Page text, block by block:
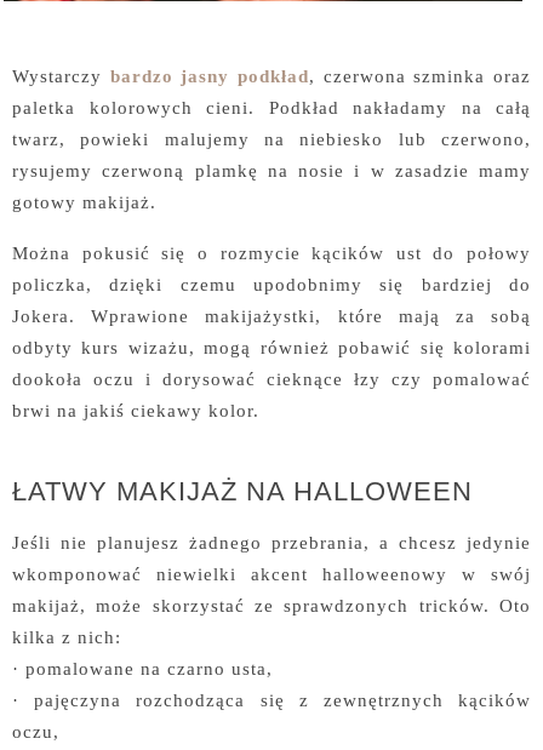
Wystarczy bardzo jasny podkład, czerwona szminka oraz
paletka kolorowych cieni. Podkład nakładamy na całą
twarz, powieki malujemy na niebiesko lub czerwono,
rysujemy czerwoną plamkę na nosie i w zasadzie mamy
gotowy makijaż.
Można pokusić się o rozmycie kącików ust do połowy
policzka, dzięki czemu upodobnimy się bardziej do
Jokera. Wprawione makijażystki, które mają za sobą
odbyty kurs wizażu, mogą również pobawić się kolorami
dookoła oczu i dorysować cieknące łzy czy pomalować
brwi na jakiś ciekawy kolor.
ŁATWY MAKIJAŻ NA HALLOWEEN
Jeśli nie planujesz żadnego przebrania, a chcesz jedynie
wkomponować niewielki akcent halloweenowy w swój
makijaż, może skorzystać ze sprawdzonych tricków. Oto
kilka z nich:
· pomalowane na czarno usta,
· pajęczyna rozchodząca się z zewnętrznych kącików
oczu,